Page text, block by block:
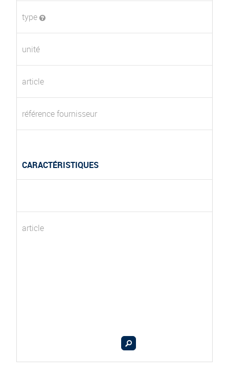
type
unité
article
référence fournisseur
CARACTÉRISTIQUES
article